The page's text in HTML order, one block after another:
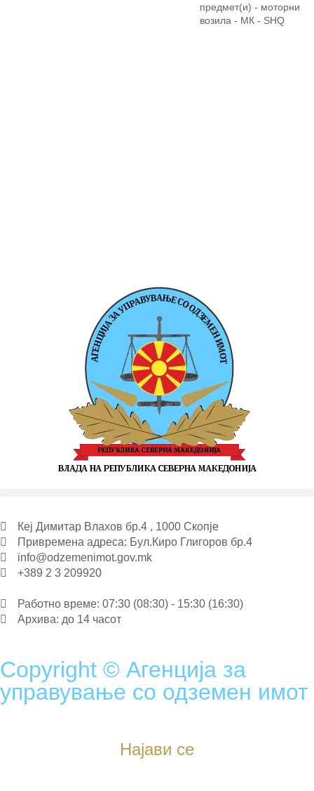
предмет(и) - моторни
возила - МК - SHQ
Кеј Димитар Влахов бр.4 , 1000 Скопје
Привремена адреса: Бул.Киро Глигоров бр.4
info@odzemenimot.gov.mk
+389 2 3 209920
Работно време: 07:30 (08:30) - 15:30 (16:30)
Архива: до 14 часот
Copyright © Агенција за
управување со одземен имот
Најави се